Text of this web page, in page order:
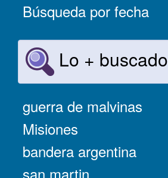
Búsqueda por fecha
Lo + buscado
guerra de malvinas
Misiones
bandera argentina
san martin